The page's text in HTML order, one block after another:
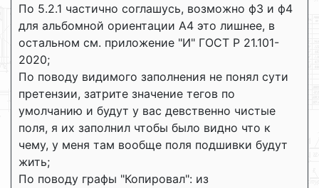
По 5.2.1 частично соглашусь, возможно ф3 и ф4
для альбомной ориентации А4 это лишнее, в
остальном см. приложение "И" ГОСТ Р 21.101-
2020;
По поводу видимого заполнения не понял сути
претензии, затрите значение тегов по
умолчанию и будут у вас девственно чистые
поля, я их заполнил чтобы было видно что к
чему, у меня там вообще поля подшивки будут
жить;
По поводу графы "Копировал": из